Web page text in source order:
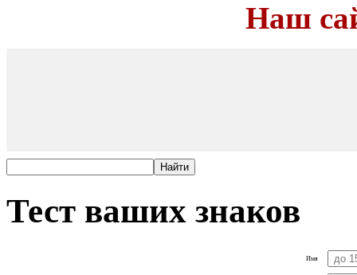
Наш
Тест ваших знаков
Имя